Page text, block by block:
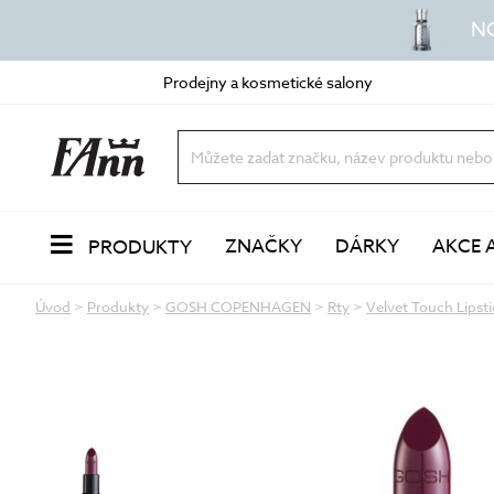
Prodejny a kosmetické salony
PRODUKTY
peeling a exfoliace
LÍČENÍ
ZNAČKY DÁRKY AKCE
Úvod > Produkty > GOSH COPENHAGEN > Rty > Velvet Touch